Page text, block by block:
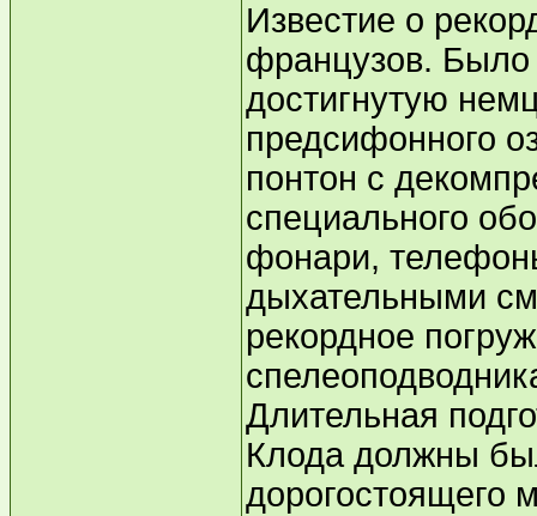
Известие о
французов.
достигнутую
предсифонного
понтон с
специального
фонари,
дыхательными
рекордное
Длительная
Клода должны
дорогостоящего